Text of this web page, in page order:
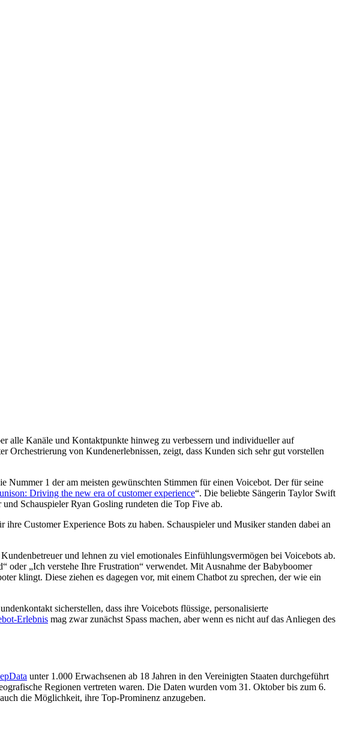
alle Kanäle und Kontaktpunkte hinweg zu verbessern und individueller auf
von Kundenerlebnissen, zeigt, dass Kunden sich sehr gut vorstellen
Nummer 1 der am meisten gewünschten Stimmen für einen Voicebot. Der für seine
Driving the new era of customer experience“. Die beliebte Sängerin Taylor Swift
Schauspieler Ryan Gosling rundeten die Top Five ab.
Customer Experience Bots zu haben. Schauspieler und Musiker standen dabei an
und lehnen zu viel emotionales Einfühlungsvermögen bei Voicebots ab.
„Ich verstehe Ihre Frustration“ verwendet. Mit Ausnahme der Babyboomer
klingt. Diese ziehen es dagegen vor, mit einem Chatbot zu sprechen, der wie ein
sicherstellen, dass ihre Voicebots flüssige, personalisierte
Erlebnis mag zwar zunächst Spass machen, aber wenn es nicht auf das Anliegen des
unter 1.000 Erwachsenen ab 18 Jahren in den Vereinigten Staaten durchgeführt
Regionen vertreten waren. Die Daten wurden vom 31. Oktober bis zum 6.
die Möglichkeit, ihre Top-Prominenz anzugeben.